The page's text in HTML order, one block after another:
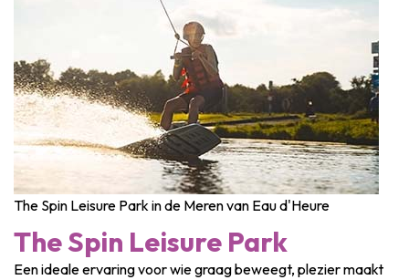
The Spin Leisure Park in de Meren van Eau d'Heure
The Spin Leisure Park
Een ideale ervaring voor wie graag beweegt, plezier maakt